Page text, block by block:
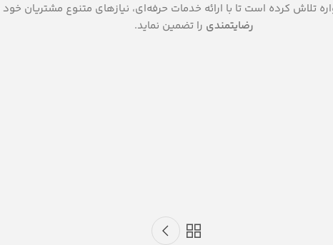
تلاش کرده است تا با ارائه خدمات حرفه‌ای، نیازهای متنوع مشتریان
رضایتمندی را تضمین نماید.